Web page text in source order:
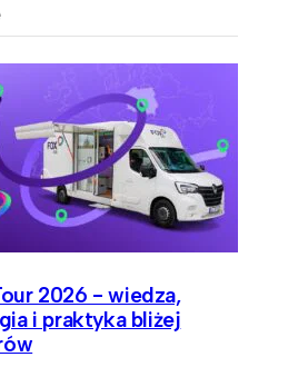
2026 - wiedza,
i praktyka bliżej